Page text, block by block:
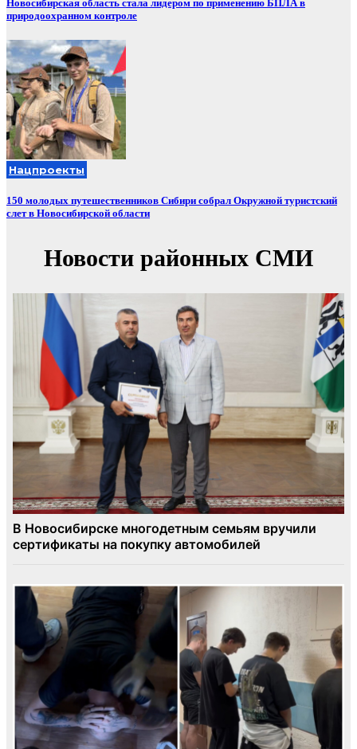
Новосибирская область стала лидером по применению БПЛА в
природоохранном контроле
Нацпроекты
150 молодых путешественников Сибири собрал Окружной туристский
слет в Новосибирской области